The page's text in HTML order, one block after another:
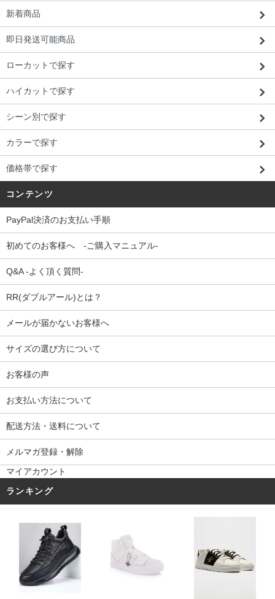
新着商品
即日発送可能商品
ローカットで探す
ハイカットで探す
シーン別で探す
カラーで探す
価格帯で探す
コンテンツ
PayPal決済のお支払い手順
初めてのお客様へ -ご購入マニュアル-
Q&A -よく頂く質問-
RR(ダブルアール)とは？
メールが届かないお客様へ
サイズの選び方について
お客様の声
お支払い方法について
配送方法・送料について
メルマガ登録・解除
マイアカウント
ランキング